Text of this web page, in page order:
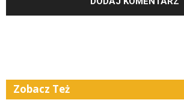
Zobacz Też